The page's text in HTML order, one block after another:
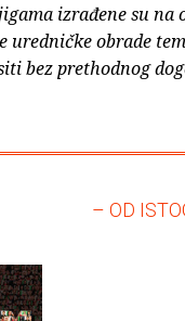
izrađene su
uredničke obrade
bez prethodnog
– OD